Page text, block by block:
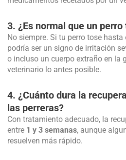
3. ¿Es normal que un
No siempre. Si tu perro tose
podría ser un signo de irritación
o incluso un cuerpo extraño en la
veterinario lo antes posible.
4. ¿Cuánto dura la
las perreras?
Con tratamiento adecuado, la
entre 1 y 3 semanas, aunque
resuelven más rápido.